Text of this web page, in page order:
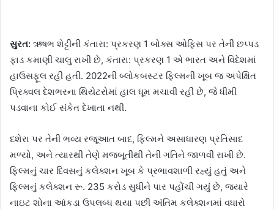
સુરત: ઋષભ શેટ્ટીની કંતારા: પ્રકરણ 1 બોક્સ ઓફિસ પર તેની છપ્પડ
ફાડ કમાણી ચાલુ રાખી છે, કંતારા: પ્રકરણ 1 એ ભારત અને વિદેશમાં
હાઉસફૂલ રહી હતી. 2022ની બ્લોકબસ્ટર ફિલ્મની ખૂબ જ અપેક્ષિત
પ્રિક્વલ દેશભરના થિયેટરોમાં હાલ ધૂમ મચાવી રહી છે, જે ધીમી
પડવાના કોઈ સંકેત દેખાતા નથી.
દશેરા પર તેની ભવ્ય રજૂઆત બાદ, ફિલ્મને અસાધારણ પ્રતિસાદ
મળ્યો, અને ત્યારથી તેણે મજબૂતીથી તેની ગતિને જાળવી રાખી છે.
ફિલ્મનું ચાર દિવસનું કલેક્શન ખૂબ કે પ્રભાવશાળી રહ્યું હતું અને
ફિલ્મનું કલેક્શન રૂ. 235 કરોડ સુધીને પાર પહોંચી ગયું છે, જ્યારે
નાઇટ શોના આંકડા ઉપલબ્ધ થયા પછી અંતિમ કલેક્શનમાં વધારો